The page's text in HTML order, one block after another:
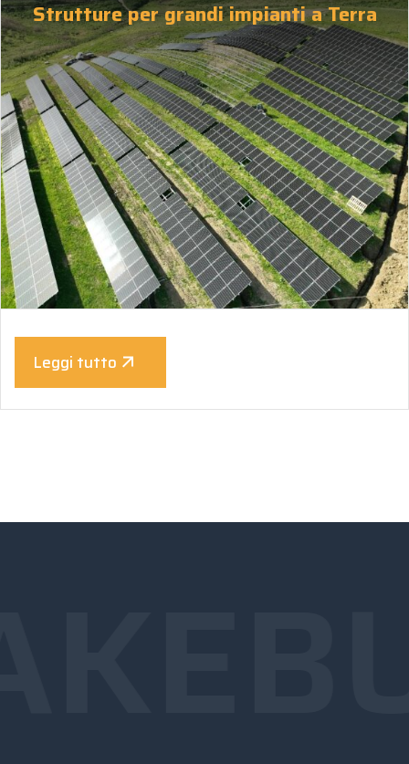
Strutture per grandi impianti a Terra
Leggi tutto